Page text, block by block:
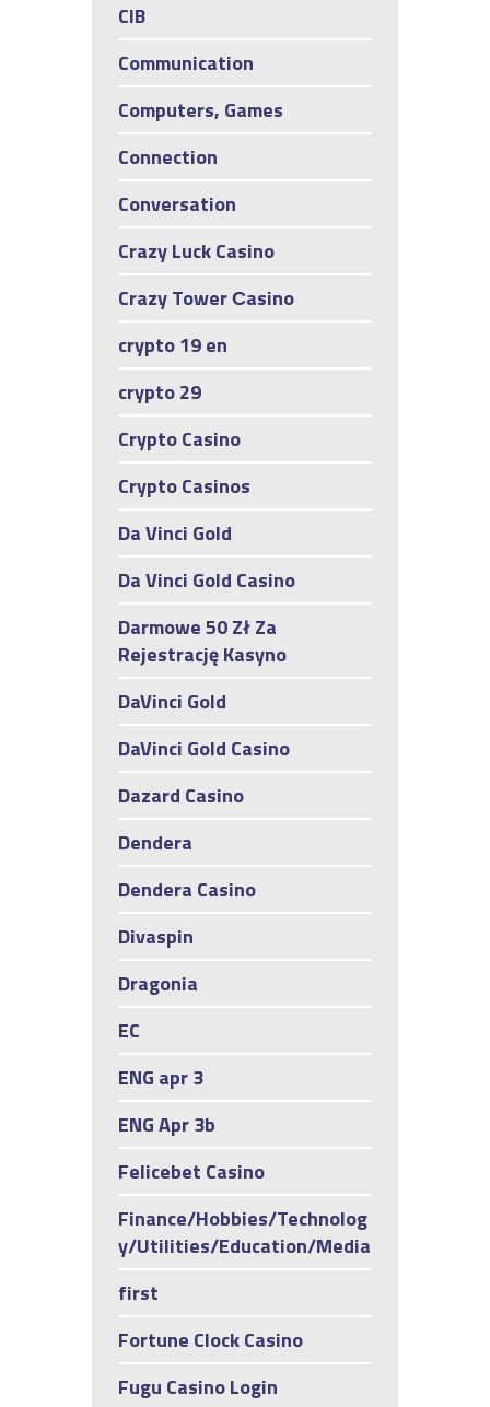
CIB
Communication
Computers, Games
Connection
Conversation
Crazy Luck Casino
Crazy Tower Сasino
crypto 19 en
crypto 29
Crypto Casino
Crypto Casinos
Da Vinci Gold
Da Vinci Gold Casino
Darmowe 50 Zł Za
Rejestrację Kasyno
DaVinci Gold
DaVinci Gold Casino
Dazard Casino
Dendera
Dendera Casino
Divaspin
Dragonia
EC
ENG apr 3
ENG Apr 3b
Felicebet Casino
Finance/Hobbies/Technolog
y/Utilities/Education/Media
first
Fortune Clock Casino
Fugu Casino Login